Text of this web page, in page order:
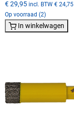
€ 29,95 incl. BTW € 24,75
Op voorraad (2)
In winkelwagen